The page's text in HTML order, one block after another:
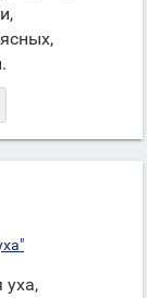
уха,